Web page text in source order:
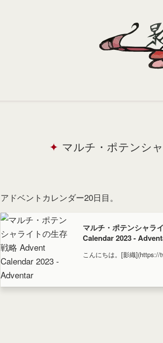
マルチ・ポテンシ
アドベントカレンダー20日目。
マルチ・ポテンシャラ
Calendar 2023 -
こんにちは。[影織](https://